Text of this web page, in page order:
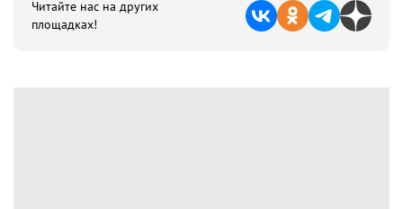
Читайте нас на других
площадках!